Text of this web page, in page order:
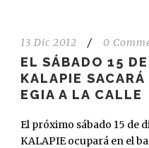
13 Dic 2012 / 0
EL SÁBADO 15
KALAPIE SACARÁ
EGIA A LA CALLE
El próximo sábado 15 de
KALAPIE ocupará en el